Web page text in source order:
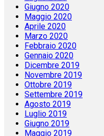
Giugno 2020
Maggio 2020
Aprile 2020
Marzo 2020
Febbraio 2020
Gennaio 2020
Dicembre 2019
Novembre 2019
Ottobre 2019
Settembre 2019
Agosto 2019
Luglio 2019
Giugno 2019
Maggio 2019